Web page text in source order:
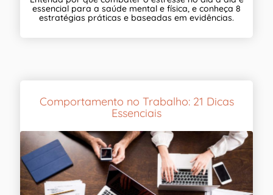
essencial para a saúde mental e física, e conheça 8
estratégias práticas e baseadas em evidências.
Comportamento no Trabalho: 21 Dicas
Essenciais